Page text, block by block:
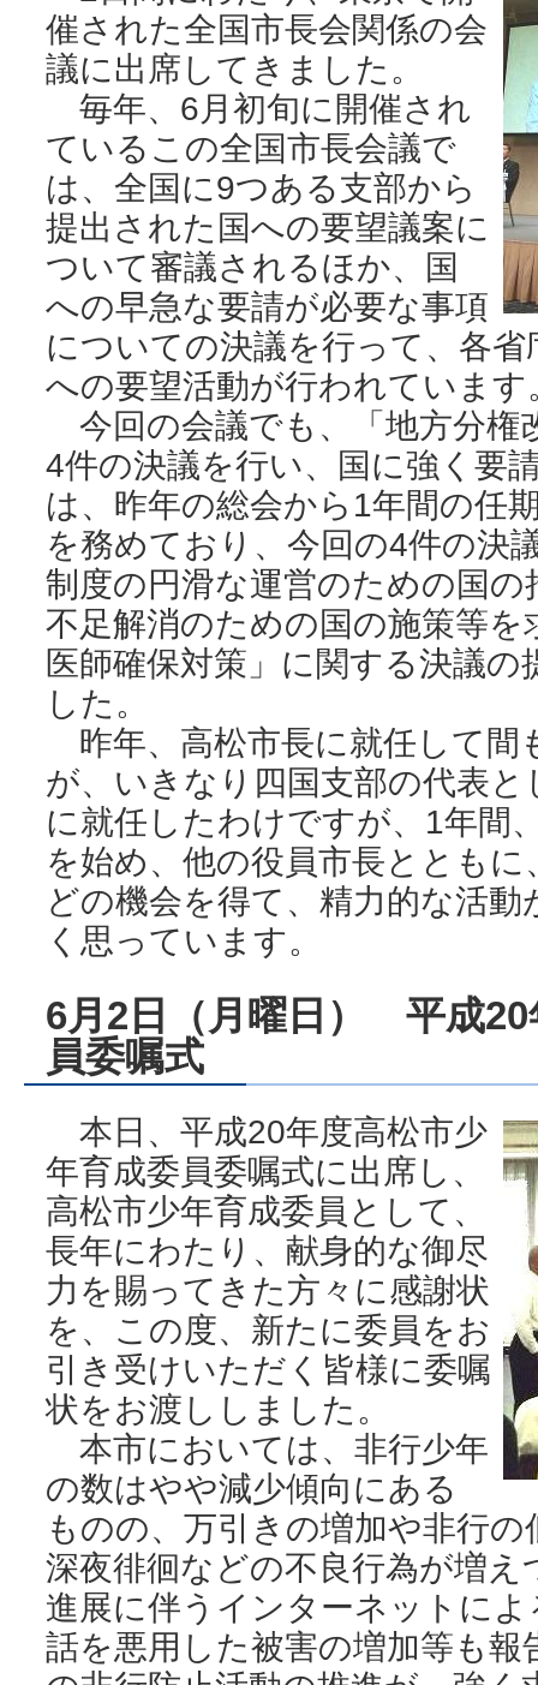
催された全国市長会関係の会
議に出席してきました。
毎年、6月初旬に開催され
ているこの全国市長会議で
は、全国に9つある支部から
提出された国への要望議案に
ついて審議されるほか、国
への早急な要請が必要な事項
についての決議を行って、各
への要望活動が行われています
今回の会議でも、「地方分権
4件の決議を行い、国に強く要
は、昨年の総会から1年間の任
を務めており、今回の4件の決
制度の円滑な運営のための国
不足解消のための国の施策等
医師確保対策」に関する決議
した。
昨年、高松市長に就任して間
が、いきなり四国支部の代表
に就任したわけですが、1年間
を始め、他の役員市長ととも
どの機会を得て、精力的な活
く思っています。
6月2日（月曜日） 平成20
員委嘱式
本日、平成20年度高松市少
年育成委員委嘱式に出席し、
高松市少年育成委員として、
長年にわたり、献身的な御尽
力を賜ってきた方々に感謝状
を、この度、新たに委員をお
引き受けいただく皆様に委嘱
状をお渡ししました。
本市においては、非行少年
の数はやや減少傾向にある
ものの、万引きの増加や非行
深夜徘徊などの不良行為が増
進展に伴うインターネットに
話を悪用した被害の増加等も